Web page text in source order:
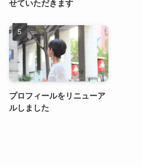
せていただきます
プロフィールをリニューア
ルしました